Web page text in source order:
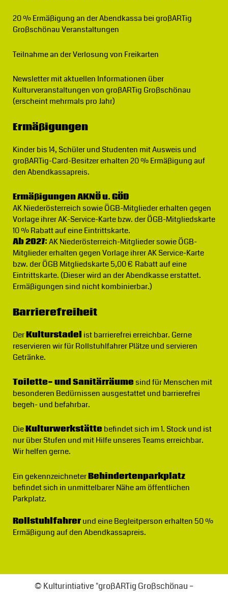
20 % Ermäßigungan der Abendkassa bei großARTig
Großschönau Veranstaltungen
Teilnahme an der Verlosung von Freikarten
Newslettermit aktuellen Informationen über
Kulturveranstaltungen von großARTig Großschönau
(erscheint mehrmals pro Jahr)
Ermäßigungen
Kinder bis 14, Schüler und Studenten mit Ausweis und
großARTig-Card-Besitzer erhalten 20 % Ermäßigung auf
den Abendkassapreis.
Ermäßigungen AKNÖ u. GÖD
AK Niederösterreich sowie ÖGB-Mitglieder erhalten gegen
Vorlage ihrer AK-Service-Karte bzw. der ÖGB-Mitgliedskarte
10 % Rabatt auf eine Eintrittskarte.
Ab 2027:AK Niederösterreich-Mitglieder sowie ÖGB-
Mitglieder erhalten gegen Vorlage ihrer AK Service-Karte
bzw. der ÖGB Mitgliedskarte 5,00 € Rabatt auf eine
Eintrittskarte. (Dieser wird an der Abendkasse erstattet.
Ermäßigungen sind nicht kombinierbar.)
Barrierefreiheit
DerKulturstadel ist barrierefrei erreichbar. Gerne
reservieren wir für Rollstuhlfahrer Plätze und servieren
Getränke.
Toilette- und Sanitärräumesind für Menschen mit
besonderen Bedürnissen ausgestattet und barrierefrei
begeh- und befahrbar.
DieKulturwerkstättebefindet sich im 1. Stock und ist
nur über Stufen und mit Hilfe unseres Teams erreichbar.
Wir helfen gerne.
Ein gekennzeichneterBehindertenparkplatz
befindet sich in unmittelbarer Nähe am öffentlichen
Parkplatz.
Rollstuhlfahrerund eine Begleitperson erhalten 50 %
Ermäßigung auf den Abendkassapreis.
© Kulturintiative "großARTig Großschönau –